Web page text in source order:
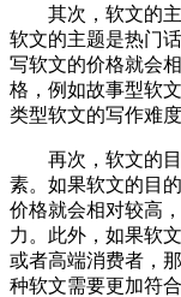
其次，软文的主
软文的主题是热门
写软文的价格就会
格，例如故事型软
类型软文的写作难
再次，软文的目
素。如果软文的目
价格就会相对较高
力。此外，如果软
或者高端消费者，
种软文需要更加符